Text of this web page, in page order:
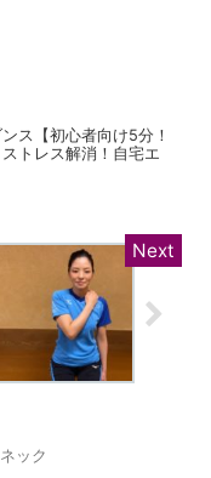
ス【初心者向け5分！
トレス解消！自宅エ
ック